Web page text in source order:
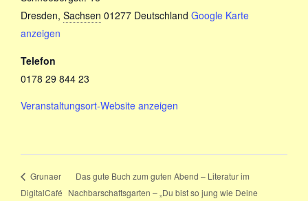
Dresden, Sachsen 01277 Deutschland Google Karte
anzeigen
Telefon
0178 29 844 23
Veranstaltungsort-Website anzeigen
Grunaer
DigitalCafé
Das gute Buch zum guten Abend – Literatur im
Nachbarschaftsgarten – „Du bist so jung wie Deine